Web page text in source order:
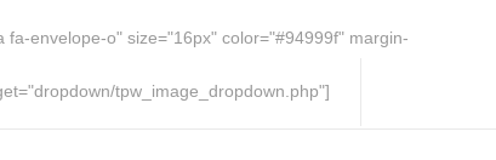
envelope-o" size="16px" color="#94999f" margin-
tpw_image_dropdown.php"]